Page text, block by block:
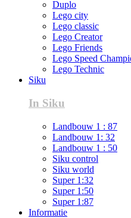
Duplo
Lego city
Lego classic
Lego Creator
Lego Friends
Lego Speed
Lego Technic
Siku
In Siku
Landbouw 1 : 87
Landbouw 1: 32
Landbouw 1 : 50
Siku control
Siku world
Super 1:32
Super 1:50
Super 1:87
Informatie